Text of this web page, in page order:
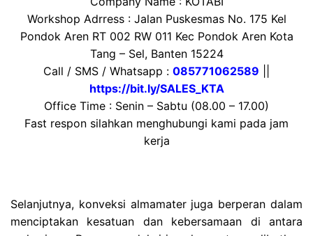
Workshop Adrress : Jalan Puskesmas No. 175 Kel
Pondok Aren RT 002 RW 011 Kec Pondok Aren Kota
Tang – Sel, Banten 15224
Call / SMS / Whatsapp : 085771062589
https://bit.ly/SALES_KTA
Office Time : Senin – Sabtu (08.00 – 17.00)
Fast respon silahkan menghubungi kami pada jam
kerja
Selanjutnya, konveksi almamater juga berperan dalam
menciptakan kesatuan dan kebersamaan di antara